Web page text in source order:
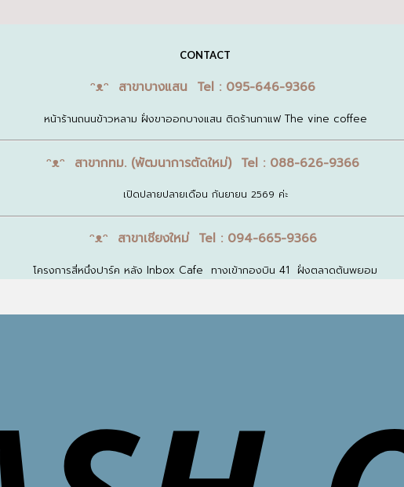
CONTACT
ᵔᴥᵔ สาขาบางแสน Tel : 095-646-9366
หน้าร้านถนนข้าวหลาม ฝั่งขาออกบางแสน ติดร้านกาแฟ The vine coffee
ᵔᴥᵔ สาขากทม. (พัฒนาการตัดใหม่) Tel : 088-626-9366
เปิดปลายปลายเดือน กันยายน 2569 ค่ะ
ᵔᴥᵔ สาขาเชียงใหม่ Tel : 094-665-9366
โครงการสี่หนึ่งปาร์ค หลัง Inbox Cafe ทางเข้ากองบิน 41 ฝั่งตลาดต้นพยอม